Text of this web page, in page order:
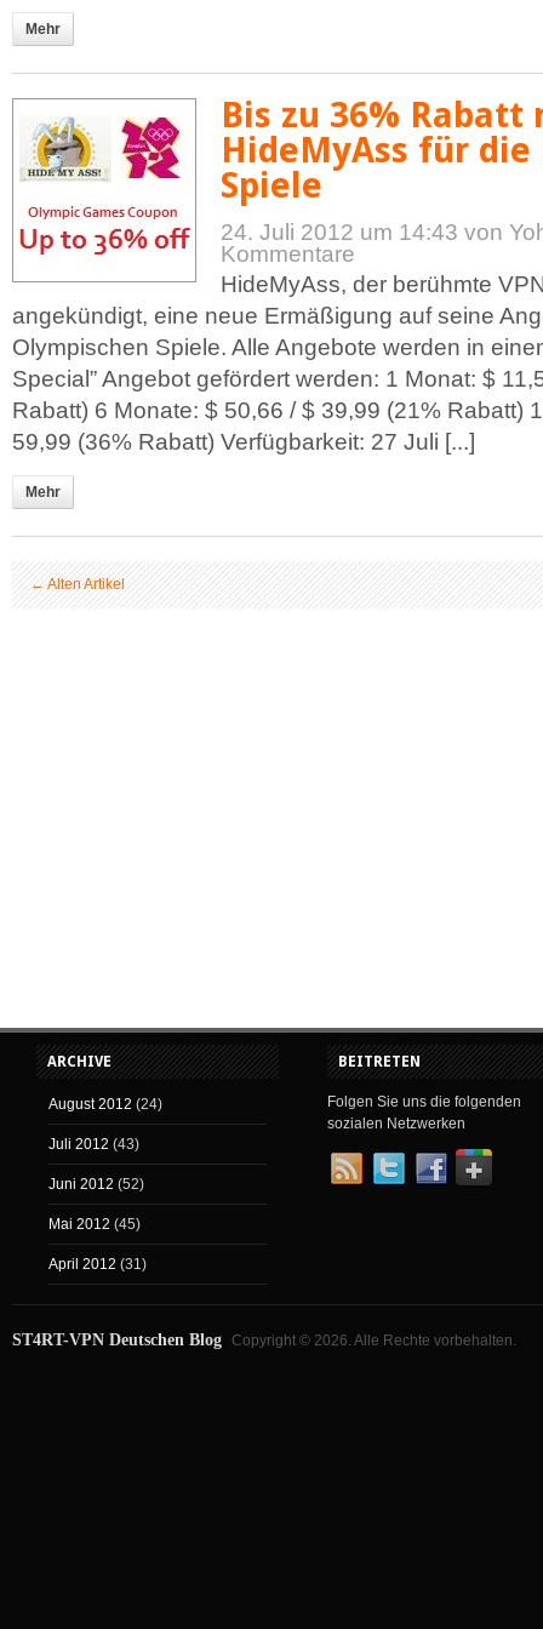
Mehr
Bis zu 36% Rabatt
HideMyAss für
Spiele
24. Juli 2012 um 14:43 von
Kommentare
HideMyAss, der berühmte
angekündigt, eine neue Ermäßigung auf seine
Olympischen Spiele. Alle Angebote werden in
Special” Angebot gefördert werden: 1 Monat: $
Rabatt) 6 Monate: $ 50,66 / $ 39,99 (21% Rabatt)
59,99 (36% Rabatt) Verfügbarkeit: 27 Juli [...]
Mehr
←Alten Artikel
ARCHIVE
August 2012 (24)
Juli 2012 (43)
Juni 2012 (52)
Mai 2012 (45)
April 2012 (31)
BEITRETEN
Folgen Sie uns die folgenden
sozialen Netzwerken
ST4RT-VPN Deutschen Blog Copyright © 2026. Alle Rechte vorbehalten.